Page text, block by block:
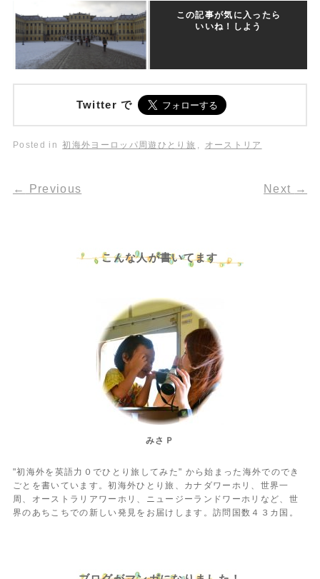
この記事が気に入ったら
いいね！しよう
Twitter で
Posted in 初海外ヨーロッパ周遊ひとり旅 , オーストリア
← Previous Next →
こんな人が書いてます
みさＰ
"初海外を英語力０でひとり旅してみた" から始まった海外でのでき
ごとを書いています。初海外ひとり旅、カナダワーホリ、世界一
周、オーストラリアワーホリ、ニュージーランドワーホリなど、世
界のあちこちでの新しい発見をお届けします。訪問国数４３カ国。